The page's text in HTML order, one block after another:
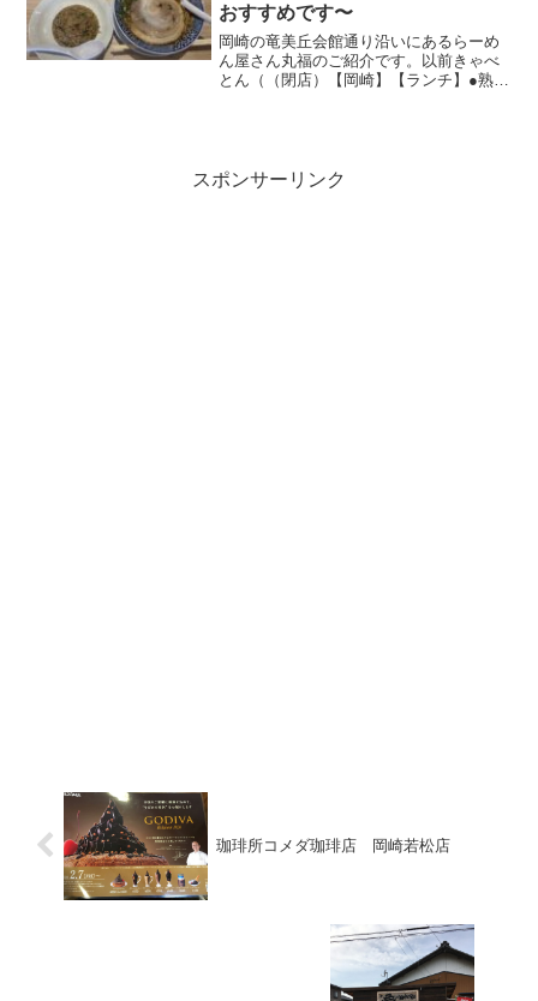
おすすめです〜
岡崎の竜美丘会館通り沿いにあるらーめ
ん屋さん丸福のご紹介です。以前きゃべ
とん（（閉店）【岡崎】【ランチ】●熟成
スポンサーリンク
珈琲所コメダ珈琲店 岡崎若松店